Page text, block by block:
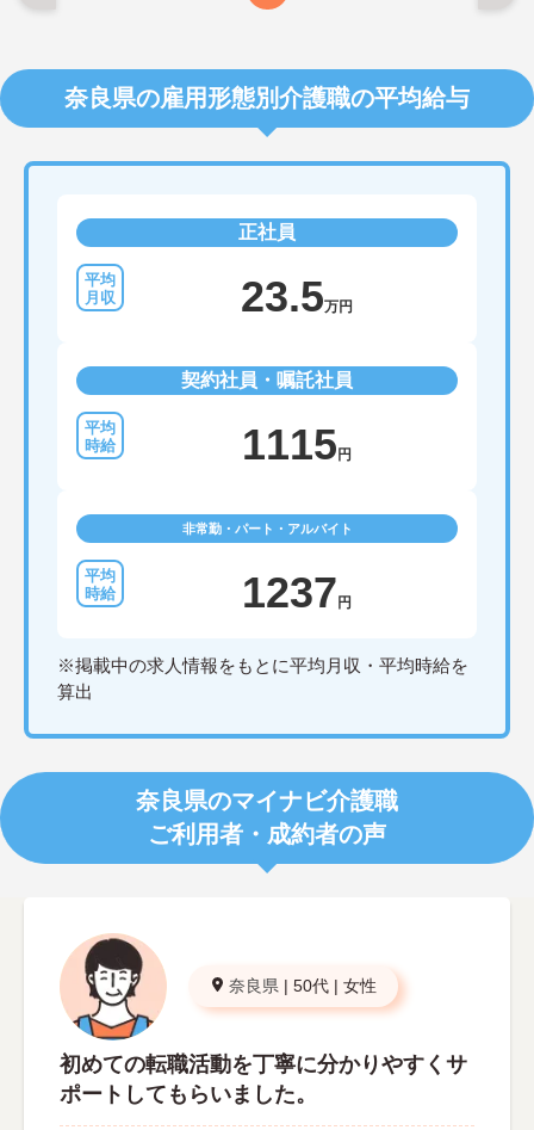
奈良県の雇用形態別介護職の平均給与
正社員
23.5万円
契約社員・嘱託社員
1115 円
非常勤・パート・アルバイト
1237 円
※掲載中の求人情報をもとに平均月収・平均時給を
算出
奈良県のマイナビ介護職
ご利用者・成約者の声
奈良県 | 50代 | 女性
初めての転職活動を丁寧に分かりやすくサ
ポートしてもらいました。